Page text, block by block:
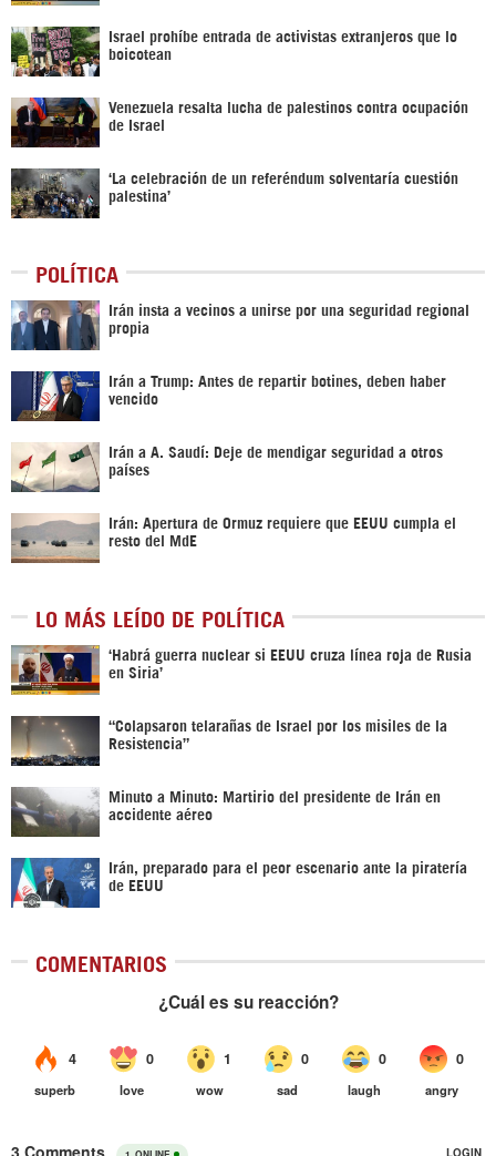
Israel prohíbe entrada de activistas extranjeros que lo
boicotean
Venezuela resalta lucha de palestinos contra ocupación
de Israel
‘La celebración de un referéndum solventaría cuestión
palestina’
POLÍTICA
Irán insta a vecinos a unirse por una seguridad regional
propia
Irán a Trump: Antes de repartir botines, deben haber
vencido
Irán a A. Saudí: Deje de mendigar seguridad a otros
países
Irán: Apertura de Ormuz requiere que EEUU cumpla el
resto del MdE
LO MÁS LEÍDO DE POLÍTICA
‎‘Habrá guerra nuclear si EEUU cruza línea roja de Rusia
en Siria’‎
“Colapsaron telarañas de Israel por los misiles de la
Resistencia”
Minuto a Minuto: Martirio del presidente de Irán en
accidente aéreo
Irán, preparado para el peor escenario ante la piratería
de EEUU
COMENTARIOS